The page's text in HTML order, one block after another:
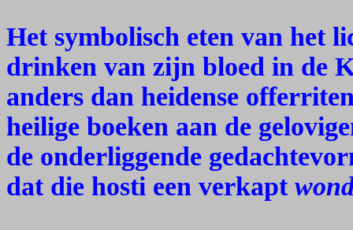
Het symbolisch eten van het
drinken van zijn bloed in de
anders dan heidense
heilige boeken aan de
de onderliggende
dat die hosti een verkapt